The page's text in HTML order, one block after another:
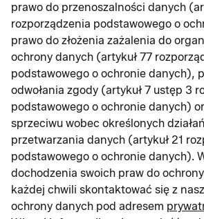
prawo do przenoszalności danych
rozporządzenia podstawowego o
prawo do złożenia zażalenia do
ochrony danych (artykuł 77
podstawowego o ochronie danych),
odwołania zgody (artykuł 7 ustęp 3
podstawowego o ochronie danych)
sprzeciwu wobec określonych
przetwarzania danych (artykuł 21
podstawowego o ochronie danych).
dochodzenia swoich praw do
każdej chwili skontaktować się z
ochrony danych pod adresem